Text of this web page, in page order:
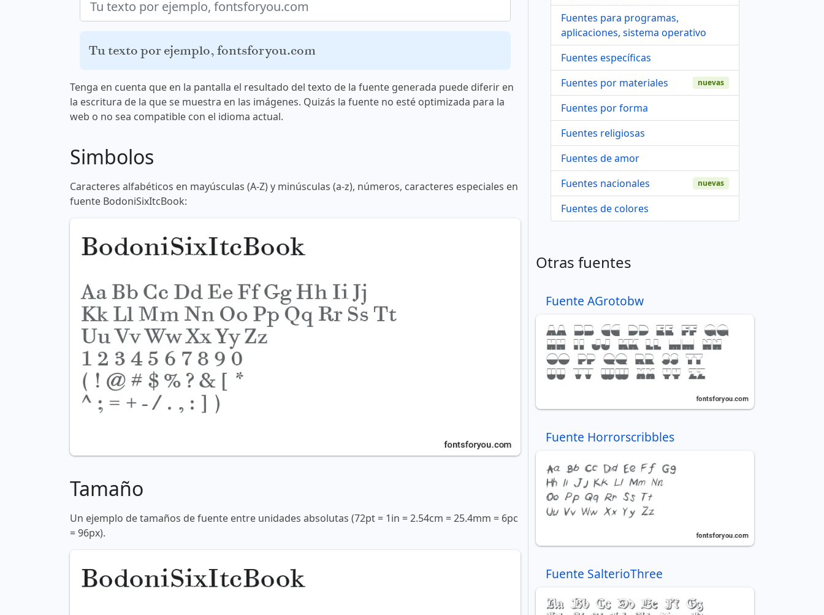
Tu texto por ejemplo, fontsforyou.com
Tenga en cuenta que en la pantalla el resultado del texto de la fuente generada puede diferir en
la escritura de la que se muestra en las imágenes. Quizás la fuente no esté optimizada para la
web o no sea compatible con el idioma actual.
Simbolos
Caracteres alfabéticos en mayúsculas (A-Z) y minúsculas (a-z), números, caracteres especiales en
fuente BodoniSixItcBook:
Tamaño
Un ejemplo de tamaños de fuente entre unidades absolutas (72pt = 1in = 2.54cm = 25.4mm = 6pc
= 96px).
Fuentes para programas,
aplicaciones, sistema operativo
Fuentes específicas
Fuentes por materiales
nuevas
Fuentes por forma
Fuentes religiosas
Fuentes de amor
Fuentes nacionales
nuevas
Fuentes de colores
Otras fuentes
Fuente AGrotobw
Fuente Horrorscribbles
Fuente SalterioThree